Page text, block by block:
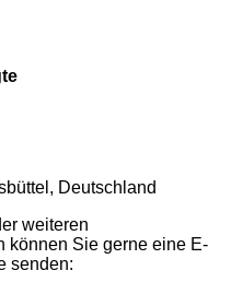
Deutschland
weiteren
können Sie gerne eine E-
senden: